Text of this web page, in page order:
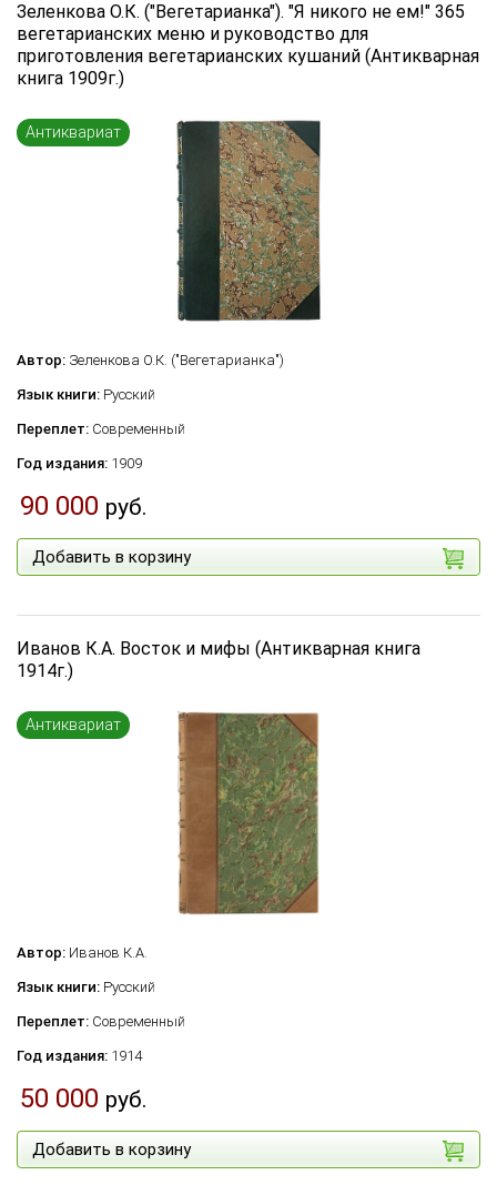
Зеленкова О.К. ("Вегетарианка"). "Я никого не ем!" 365
вегетарианских меню и руководство для
приготовления вегетарианских кушаний (Антикварная
книга 1909г.)
Антиквариат
Автор: Зеленкова О.К. ("Вегетарианка")
Язык книги: Русский
Переплет: Современный
Год издания: 1909
90 000 руб.
Добавить в корзину
Иванов К.А. Восток и мифы (Антикварная книга
1914г.)
Антиквариат
Автор: Иванов К.А.
Язык книги: Русский
Переплет: Современный
Год издания: 1914
50 000 руб.
Добавить в корзину